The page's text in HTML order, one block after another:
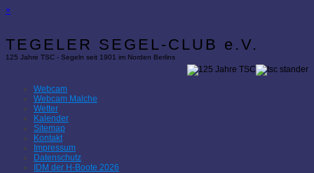
×
TEGELER SEGEL-CLUB e.V.
125 Jahre TSC - Segeln seit 1901 im Norden Berlins
Webcam
Webcam Malche
Wetter
Kalender
Sitemap
Kontakt
Impressum
Datenschutz
IDM der H-Boote 2026